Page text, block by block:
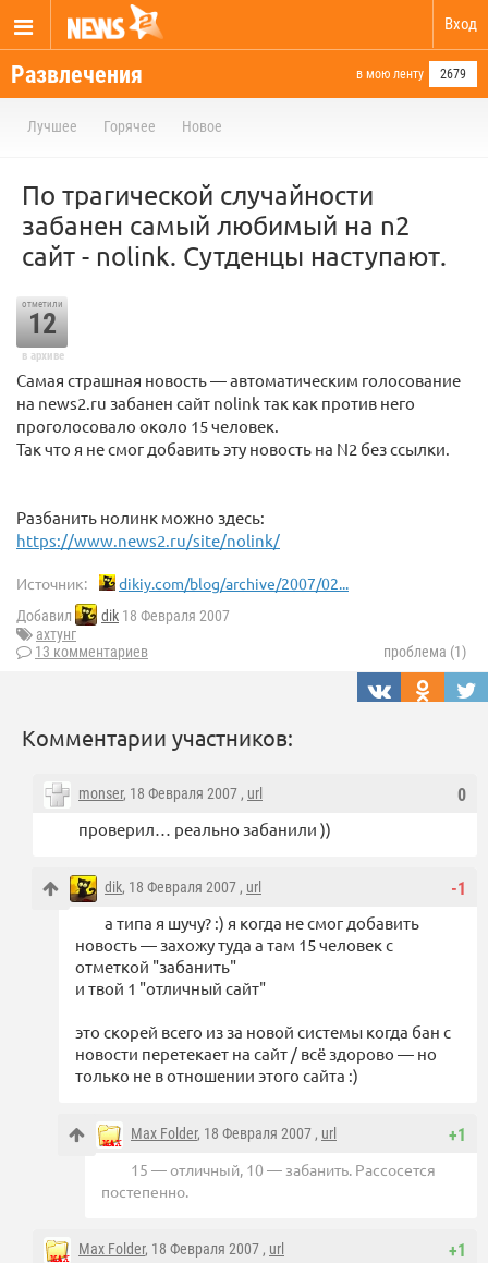
Вход
Развлечения в мою ленту 2679
Лучшее Горячее Новое
По трагической случайности
забанен самый любимый на n2
сайт - nolink. Сутденцы наступают.
отметили
12
в архиве
Самая страшная новость — автоматическим голосование
на news2.ru забанен сайт nolink так как против него
проголосовало около 15 человек.
Так что я не смог добавить эту новость на N2 без ссылки.
Разбанить нолинк можно здесь:
https://www.news2.ru/site/nolink/
Источник: dikiy.com/blog/archive/2007/02...
Добавил dik 18 Февраля 2007
ахтунг
13 комментариев
проблема (1)
Комментарии участников:
0
monser, 18 Февраля 2007 , url
проверил… реально забанили ))
-1
dik, 18 Февраля 2007 , url
а типа я шучу? :) я когда не смог добавить
новость — захожу туда а там 15 человек с
отметкой "забанить"
и твой 1 "отличный сайт"
это скорей всего из за новой системы когда бан с
новости перетекает на сайт / всё здорово — но
только не в отношении этого сайта :)
+1
Max Folder, 18 Февраля 2007 , url
15 — отличный, 10 — забанить. Рассосется
постепенно.
+1
Max Folder, 18 Февраля 2007 , url